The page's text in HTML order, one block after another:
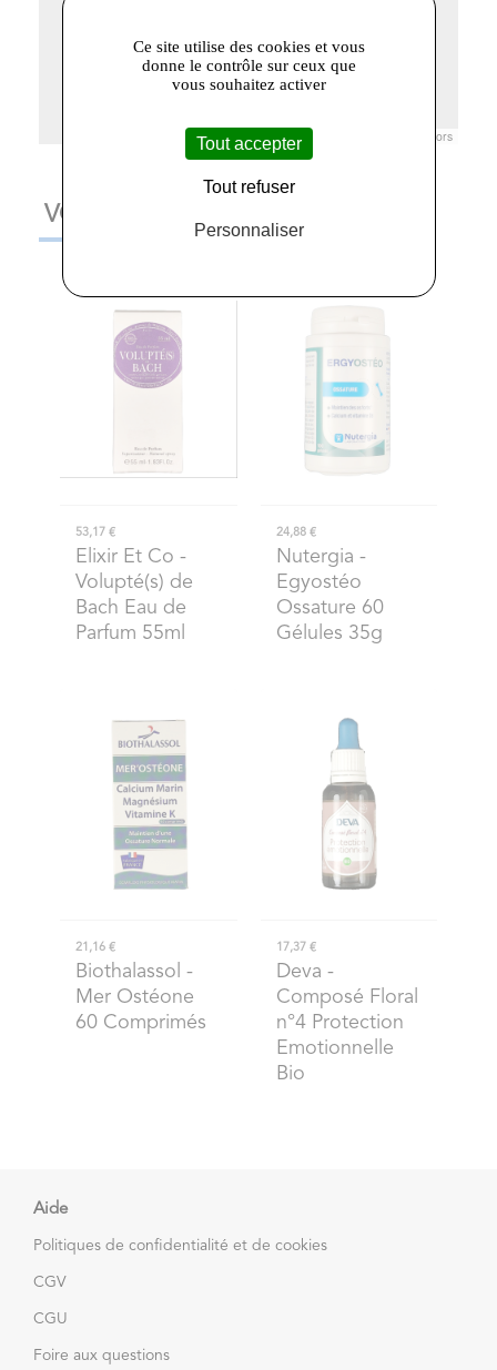
© Openstreetmap France | © OpenStreetMap contributors
VOUS AIMEREZ AUSSI
53,17 €
Elixir Et Co -
Volupté(s) de
Bach Eau de
Parfum 55ml
24,88 €
Nutergia -
Egyostéo
Ossature 60
Gélules 35g
21,16 €
Biothalassol -
Mer Ostéone
60 Comprimés
17,37 €
Deva -
Composé Floral
n°4 Protection
Emotionnelle
Bio
Aide
Politiques de confidentialité et de cookies
CGV
CGU
Foire aux questions
Ce site utilise des cookies et vous
donne le contrôle sur ceux que
vous souhaitez activer
Tout accepter
Tout refuser
Personnaliser